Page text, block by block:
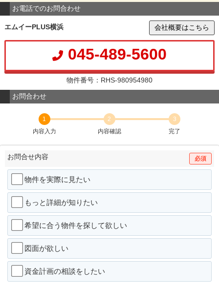
お電話でのお問合わせ
エムイーPLUS横浜 会社概要はこちら
045-489-5600
物件番号：RHS-980954980
お問合わせ
1
内容入力
2
内容確認
3
完了
お問合せ内容 必須
物件を実際に見たい
もっと詳細が知りたい
希望に合う物件を探して欲しい
図面が欲しい
資金計画の相談をしたい